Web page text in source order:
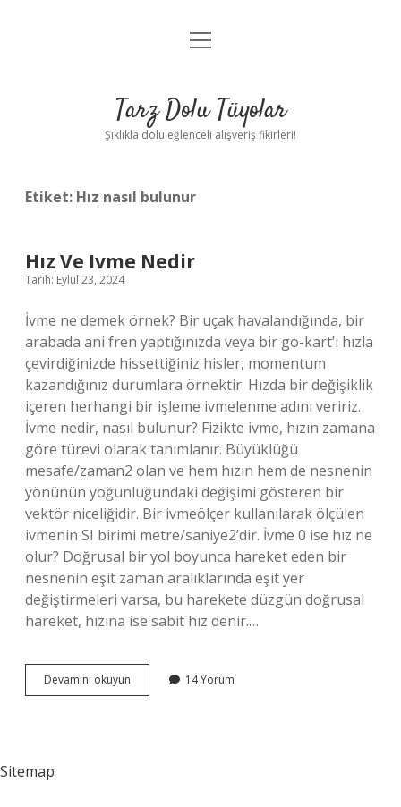
Anasayfa
Yasal Uyarı
menüyü
Tarz Dolu Tüyolar
Şıklıkla dolu eğlenceli alışveriş fikirleri!
Etiket: Hız nasıl bulunur
Hız Ve Ivme Nedir
Tarih: Eylül 23, 2024
İvme ne demek örnek? Bir uçak havalandığında, bir
arabada ani fren yaptığınızda veya bir go-kart’ı hızla
çevirdiğinizde hissettiğiniz hisler, momentum
kazandığınız durumlara örnektir. Hızda bir değişiklik
içeren herhangi bir işleme ivmelenme adını veririz.
İvme nedir, nasıl bulunur? Fizikte ivme, hızın zamana
göre türevi olarak tanımlanır. Büyüklüğü
mesafe/zaman2 olan ve hem hızın hem de nesnenin
yönünün yoğunluğundaki değişimi gösteren bir
vektör niceliğidir. Bir ivmeölçer kullanılarak ölçülen
ivmenin SI birimi metre/saniye2’dir. İvme 0 ise hız ne
olur? Doğrusal bir yol boyunca hareket eden bir
nesnenin eşit zaman aralıklarında eşit yer
değiştirmeleri varsa, bu harekete düzgün doğrusal
hareket, hızına ise sabit hız denir.…
Devamını okuyun
Ve
14 Yorum
Sitemap